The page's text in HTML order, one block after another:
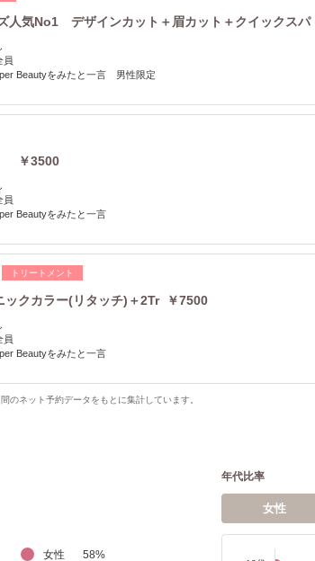
人気No1 デザインカット＋眉カット＋クイックス
員
Beautyをみたと一言 男性限定
￥3500
員
Beautyをみたと一言
トリートメント
ックカラー(リタッチ)＋2Tr ￥7500
員
Beautyをみたと一言
のネット予約データをもとに集計しています。
女性 58%
年代比率
女性